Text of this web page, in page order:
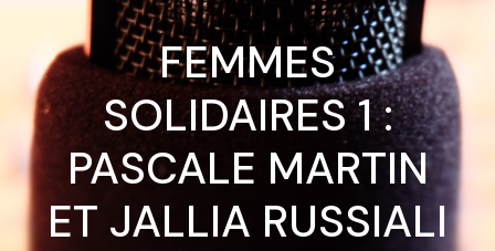
FEMMES
SOLIDAIRES 1 :
PASCALE MARTIN
ET JALLIA RUSSIALI